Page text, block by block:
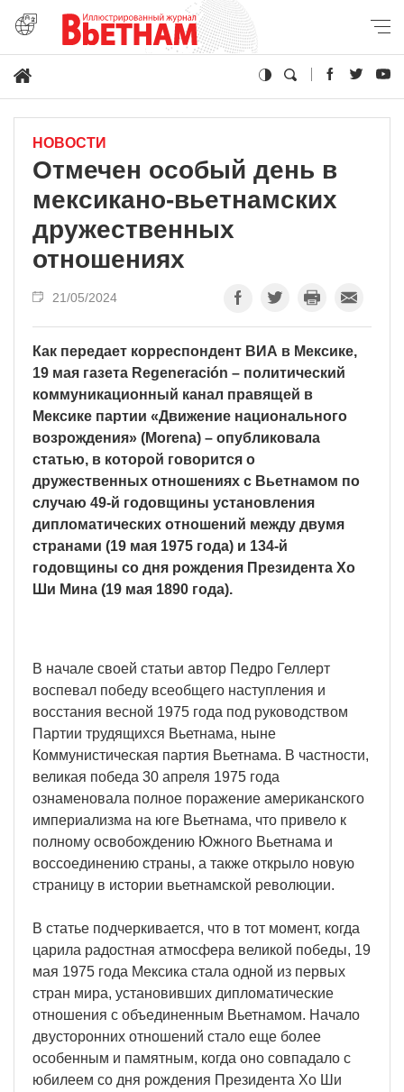
НОВОСТИ
Отмечен особый день в
мексикано-вьетнамских
дружественных
отношениях
21/05/2024
Как передает корреспондент ВИА в Мексике,
19 мая газета Regeneración – политический
коммуникационный канал правящей в
Мексике партии «Движение национального
возрождения» (Morena) – опубликовала
статью, в которой говорится о
дружественных отношениях с Вьетнамом по
случаю 49-й годовщины установления
дипломатических отношений между двумя
странами (19 мая 1975 года) и 134-й
годовщины со дня рождения Президента Хо
Ши Мина (19 мая 1890 года).
В начале своей статьи автор Педро Геллерт
воспевал победу всеобщего наступления и
восстания весной 1975 года под руководством
Партии трудящихся Вьетнама, ныне
Коммунистическая партия Вьетнама. В частности,
великая победа 30 апреля 1975 года
ознаменовала полное поражение американского
империализма на юге Вьетнама, что привело к
полному освобождению Южного Вьетнама и
воссоединению страны, а также открыло новую
страницу в истории вьетнамской революции.
В статье подчеркивается, что в тот момент, когда
царила радостная атмосфера великой победы, 19
мая 1975 года Мексика стала одной из первых
стран мира, установивших дипломатические
отношения с объединенным Вьетнамом. Начало
двусторонних отношений стало еще более
особенным и памятным, когда оно совпадало с
юбилеем со дня рождения Президента Хо Ши